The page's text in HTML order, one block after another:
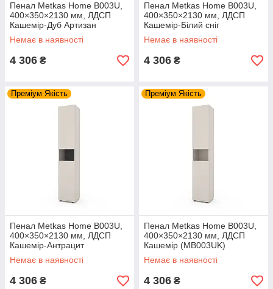
Пенал Metkas Home B003U,
400×350×2130 мм, ЛДСП
Кашемір-Дуб Артизан
(MB003UKDA)
Немає в наявності
4 306 ₴
Пенал Metkas Home B003U,
400×350×2130 мм, ЛДСП
Кашемір-Білий сніг
(MB003UKW)
Немає в наявності
4 306 ₴
Преміум Якість
Пенал Metkas Home B003U,
400×350×2130 мм, ЛДСП
Кашемір-Антрацит
(MB003UKA)
Немає в наявності
4 306 ₴
Преміум Якість
Пенал Metkas Home B003U,
400×350×2130 мм, ЛДСП
Кашемір (MB003UK)
Немає в наявності
4 306 ₴